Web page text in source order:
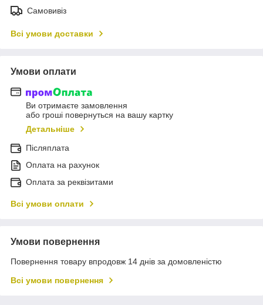
Самовивіз
Всі умови доставки
Умови оплати
Ви отримаєте замовлення
або гроші повернуться на вашу картку
Детальніше
Післяплата
Оплата на рахунок
Оплата за реквізитами
Всі умови оплати
Умови повернення
Повернення товару впродовж 14 днів за домовленістю
Всі умови повернення